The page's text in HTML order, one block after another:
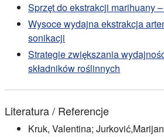
Sprzęt do ekstrakcji marihuany
Wysoce wydajna ekstrakcja
sonikacji
Strategie zwiększania
składników roślinnych
Literatura / Referencje
Kruk, Valentina;